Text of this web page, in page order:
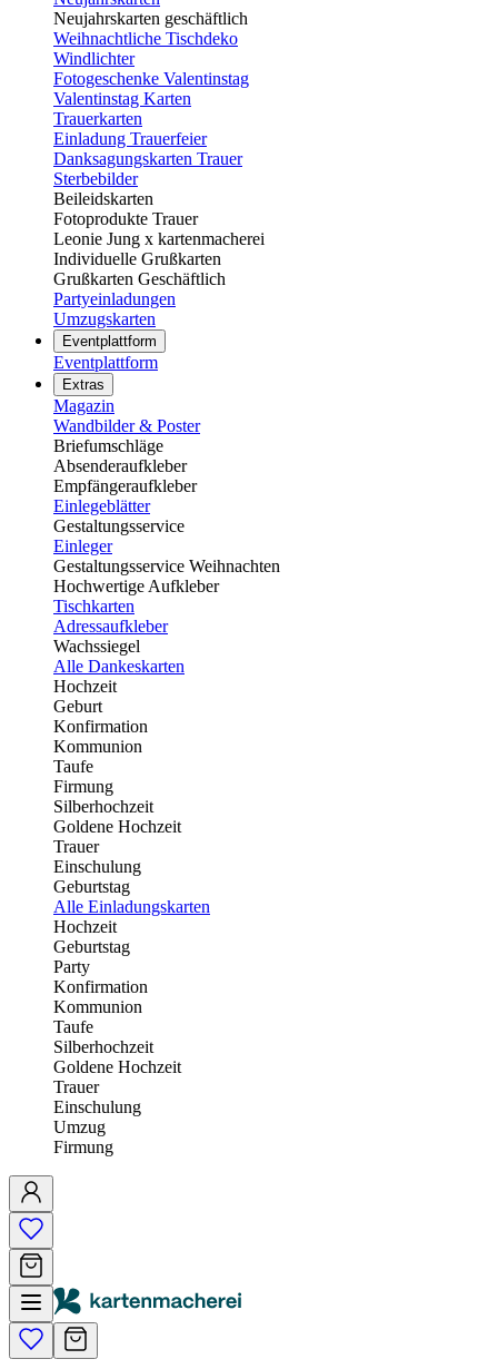
Neujahrskarten geschäftlich
Weihnachtliche Tischdeko
Windlichter
Fotogeschenke Valentinstag
Valentinstag Karten
Trauerkarten
Einladung Trauerfeier
Danksagungskarten Trauer
Sterbebilder
Beileidskarten
Fotoprodukte Trauer
Leonie Jung x kartenmacherei
Individuelle Grußkarten
Grußkarten Geschäftlich
Partyeinladungen
Umzugskarten
Eventplattform
Eventplattform
Extras
Magazin
Wandbilder & Poster
Briefumschläge
Absenderaufkleber
Empfängeraufkleber
Einlegeblätter
Gestaltungsservice
Einleger
Gestaltungsservice Weihnachten
Hochwertige Aufkleber
Tischkarten
Adressaufkleber
Wachssiegel
Alle Dankeskarten
Hochzeit
Geburt
Konfirmation
Kommunion
Taufe
Firmung
Silberhochzeit
Goldene Hochzeit
Trauer
Einschulung
Geburtstag
Alle Einladungskarten
Hochzeit
Geburtstag
Party
Konfirmation
Kommunion
Taufe
Silberhochzeit
Goldene Hochzeit
Trauer
Einschulung
Umzug
Firmung